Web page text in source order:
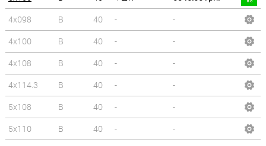
4x098
B 40 -
-
4x100
B 40 -
-
4x108
B 40 -
-
4x114.3
B 40 -
-
5x108
B 40 -
-
5x110
B 40 -
-